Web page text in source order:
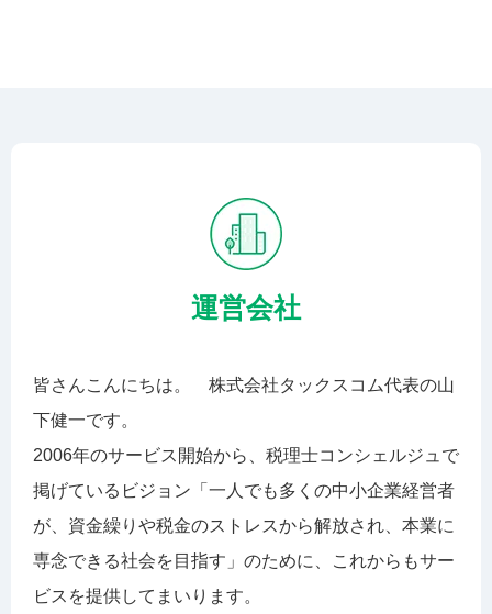
運営会社
皆さんこんにちは。 株式会社タックスコム代表の山
下健一です。
2006年のサービス開始から、税理士コンシェルジュで
掲げているビジョン「一人でも多くの中小企業経営者
が、資金繰りや税金のストレスから解放され、本業に
専念できる社会を目指す」のために、これからもサー
ビスを提供してまいります。